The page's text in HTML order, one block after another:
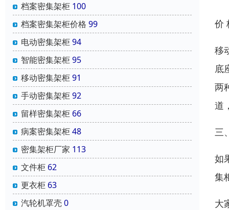
档案密集架柜 100
档案密集架柜价格 99
电动密集架柜94
智能密集架柜95
移动密集架柜91
手动密集架柜92
留样密集架柜 66
病案密集架柜48
密集架柜厂家 113
文件柜 62
更衣柜 63
汽轮机罩壳0
价
移
底
两
道
三
如
集
大